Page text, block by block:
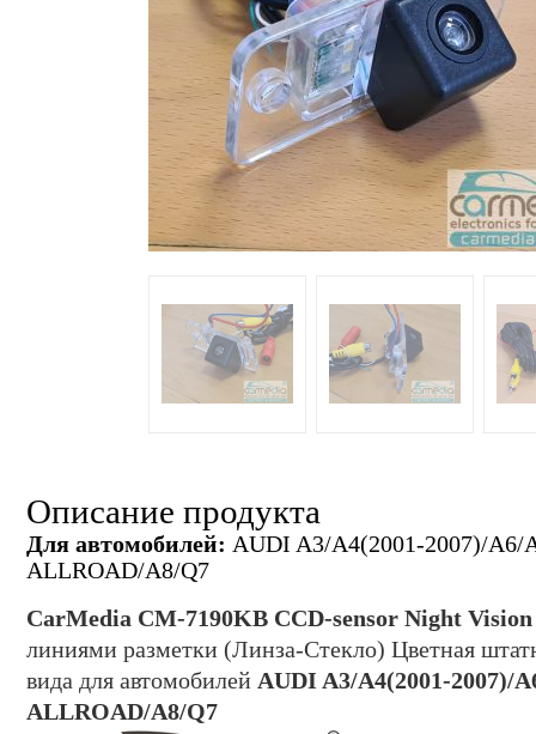
Описание продукта
Для автомобилей: AUDI A3/A4(2001-2007)/A6/
ALLROAD/A8/Q7
CarMedia CM-7190KB CCD-sensor Night
линиями разметки (Линза-Стекло) Цветная
вида для автомобилей AUDI A3/A4(2001-2007)/
ALLROAD/A8/Q7